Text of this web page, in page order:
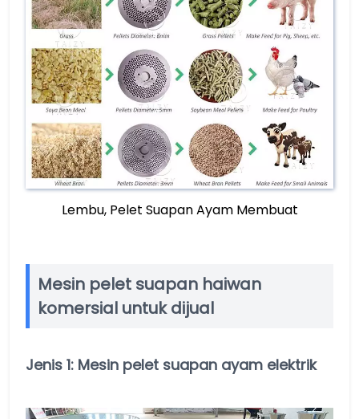
Lembu, Pelet Suapan Ayam Membuat
Mesin pelet suapan haiwan
komersial untuk dijual
Jenis 1: Mesin pelet suapan ayam elektrik